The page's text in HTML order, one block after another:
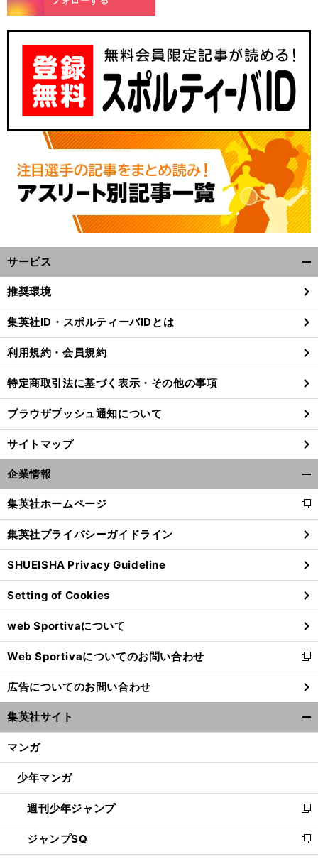
前
サービス
閉
る
推奨環境
集英社ID・スポルティーバIDとは
利用規約・会員規約
特定商取引法に基づく表示・その他の事項
ブラウザプッシュ通知について
サイトマップ
企業情報
閉
る
集英社ホームページ
新
し
い
ウ
ィ
ン
ド
ウ
で
開
く
集英社プライバシーガイドライン
SHUEISHA Privacy Guideline
Setting of Cookies
web Sportivaについて
Web Sportivaについてのお問い合わせ
新
し
い
ウ
ィ
ン
ウ
開
く
広告についてのお問い合わせ
集英社サイト
マンガ
少年マンガ
週刊少年ジャンプ
新
し
い
ウ
ジャンプSQ
新